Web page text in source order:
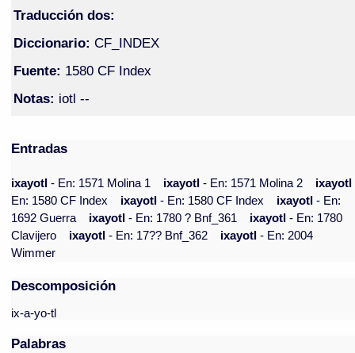
Traducción dos:
Diccionario: CF_INDEX
Fuente: 1580 CF Index
Notas: iotl --
Entradas
ixayotl- En: 1571 Molina 1 ixayotl- En: 1571 Molina 2
ixayotl
En: 1580 CF Index
ixayotl- En: 1580 CF Index ixayotl- En:
1692 Guerra
ixayotl- En: 1780 ? Bnf_361 ixayotl- En: 1780
Clavijero
ixayotl- En: 17?? Bnf_362 ixayotl- En: 2004
Wimmer
Descomposición
ix-a-yo-tl
Palabras